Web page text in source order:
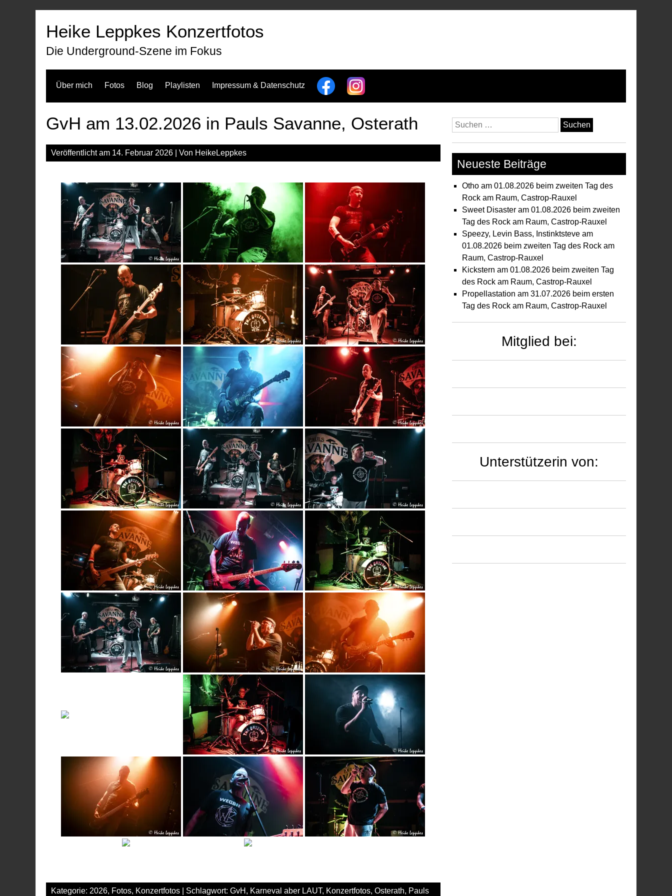
Heike Leppkes Konzertfotos
Die Underground-Szene im Fokus
Über mich Fotos Blog Playlisten Impressum & Datenschutz
GvH am 13.02.2026 in Pauls Savanne, Osterath
Veröffentlicht am 14. Februar 2026 | Von HeikeLeppkes
Kategorie: 2026, Fotos, Konzertfotos | Schlagwort: GvH , Karneval aber LAUT, Konzertfotos, Osterath, Pauls
Suchen
nach:
Neueste Beiträge
Otho am 01.08.2026 beim zweiten Tag des
Rock am Raum, Castrop-Rauxel
Sweet Disaster am 01.08.2026 beim zweiten
Tag des Rock am Raum, Castrop-Rauxel
Speezy, Levin Bass, Instinktsteve am
01.08.2026 beim zweiten Tag des Rock am
Raum, Castrop-Rauxel
Kickstern am 01.08.2026 beim zweiten Tag
des Rock am Raum, Castrop-Rauxel
Propellastation am 31.07.2026 beim ersten
Tag des Rock am Raum, Castrop-Rauxel
Mitglied bei:
Unterstützerin von: